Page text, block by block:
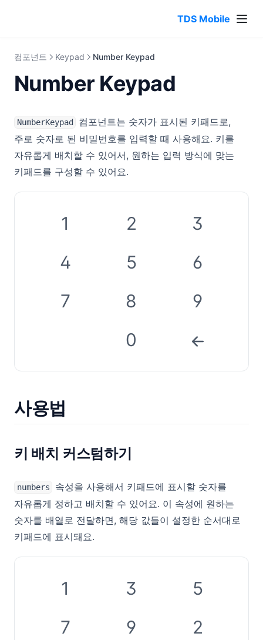
TDS Mobile
컴포넌트 Keypad Number Keypad
Number Keypad
NumberKeypad
컴포넌트는 숫자가 표시된 키패드로,
주로 숫자로 된 비밀번호를 입력할 때 사용해요. 키를
자유롭게 배치할 수 있어서, 원하는 입력 방식에 맞는
키패드를 구성할 수 있어요.
1 2
3
4
5
6
7
8
9
0
사용법
키 배치 커스텀하기
numbers
속성을 사용해서 키패드에 표시할 숫자를
자유롭게 정하고 배치할 수 있어요. 이 속성에 원하는
숫자를 배열로 전달하면, 해당 값들이 설정한 순서대로
키패드에 표시돼요.
1 3
5
7
9
2